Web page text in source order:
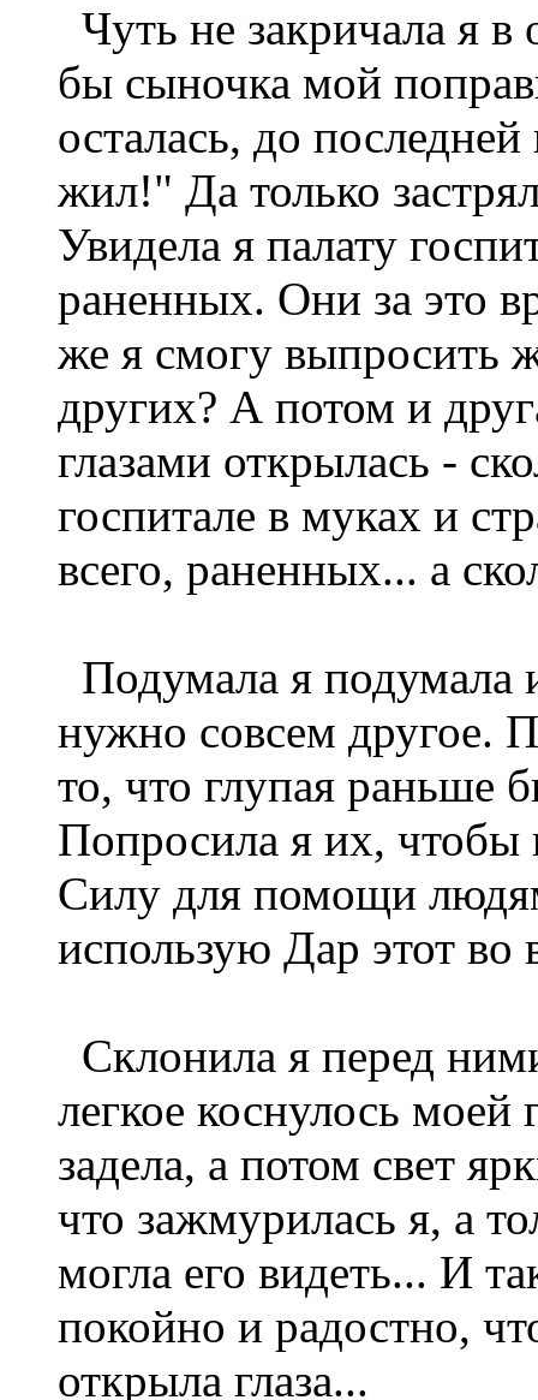
Чуть не закричала я
бы сыночка мой
осталась, до
жил!" Да только
Увидела я палату
раненных. Они за это
же я смогу выпросить
других? А потом и
глазами открылась -
госпитале в муках и
всего, раненных... а
Подумала я подумала
нужно совсем другое.
то, что глупая раньше
Попросила я их, чтобы
Силу для помощи
использую Дар этот
Склонила я перед
легкое коснулось
задела, а потом свет
что зажмурилась я, а
могла его видеть... И
покойно и радостно,
открыла глаза...